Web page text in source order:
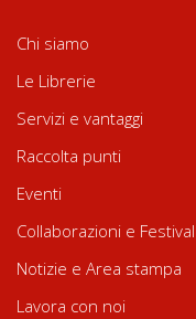
Chi siamo
Le Librerie
Servizi e vantaggi
Raccolta punti
Eventi
Collaborazioni e Festival
Notizie e Area stampa
Lavora con noi